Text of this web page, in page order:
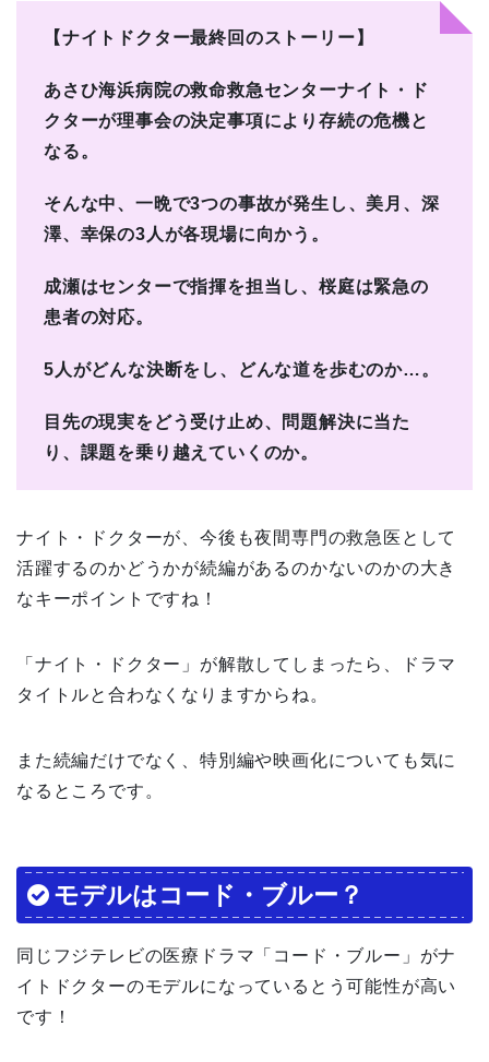
【ナイトドクター最終回のストーリー】
あさひ海浜病院の救命救急センターナイト・ド
クターが理事会の決定事項により存続の危機と
なる。
そんな中、一晩で3つの事故が発生し、美月、深
澤、幸保の3人が各現場に向かう。
成瀬はセンターで指揮を担当し、桜庭は緊急の
患者の対応。
5人がどんな決断をし、どんな道を歩むのか…。
目先の現実をどう受け止め、問題解決に当た
り、課題を乗り越えていくのか。
ナイト・ドクターが、今後も夜間専門の救急医として
活躍するのかどうかが続編があるのかないのかの大き
なキーポイントですね！
「ナイト・ドクター」が解散してしまったら、ドラマ
タイトルと合わなくなりますからね。
また続編だけでなく、特別編や映画化についても気に
なるところです。
モデルはコード・ブルー？
同じフジテレビの医療ドラマ「コード・ブルー」がナ
イトドクターのモデルになっているとう可能性が高い
です！